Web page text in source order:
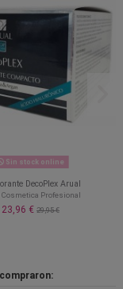
Sin stock online
DecoPlex Arual
Cosmetica Profesional
23,96 € 29,95 €